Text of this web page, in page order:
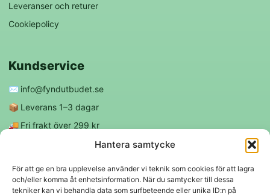
Hantera samtycke
För att ge en bra upplevelse använder vi teknik som cookies för att lagra
och/eller komma åt enhetsinformation. När du samtycker till dessa
tekniker kan vi behandla data som surfbeteende eller unika ID:n på
Leveranser och returer
Cookiepolicy
Kundservice
✉️ info@fyndutbudet.se
📦 Leverans 1–3 dagar
🚚 Fri frakt över 299 kr
Följ oss